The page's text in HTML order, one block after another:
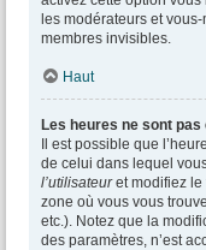
les modérateurs et
membres invisibles.
Haut
Les heures ne sont
Il est possible que
de celui dans lequel
l’utilisateuret modifiez le
zone où vous vous
etc.). Notez que la
des paramètres, n’est